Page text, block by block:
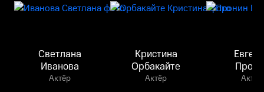
Светлана
Иванова
Актёр
Кристина
Орбакайте
Актёр Актёр